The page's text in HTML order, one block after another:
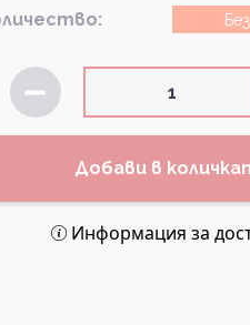
Добави в
Информация за